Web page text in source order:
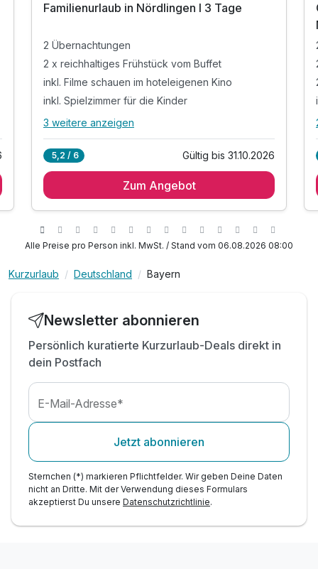
Familienurlaub in Nördlingen I 3 Tage
2 Übernachtungen
2 x reichhaltiges Frühstück vom Buffet
inkl. Filme schauen im hoteleigenen Kino
inkl. Spielzimmer für die Kinder
Alle Inklusivleistungen
2 x reichhaltiges Frühstück vom Buffet
inkl. Spielplatz mit Liegewiese
Relaxzone
3 weitere anzeigen
5,2 / 6 Gültig bis 31.10.2026
Zum Angebot
Alle Preise pro Person inkl. MwSt. / Stand vom 06.08.2026 08:00
Kurzurlaub Deutschland Bayern
Newsletter abonnieren
Persönlich kuratierte Kurzurlaub-Deals direkt in
dein Postfach
E-Mail-Adresse*
Jetzt abonnieren
Sternchen (*) markieren Pflichtfelder. Wir geben Deine Daten
nicht an Dritte. Mit der Verwendung dieses Formulars
akzeptierst Du unsere Datenschutzrichtlinie.